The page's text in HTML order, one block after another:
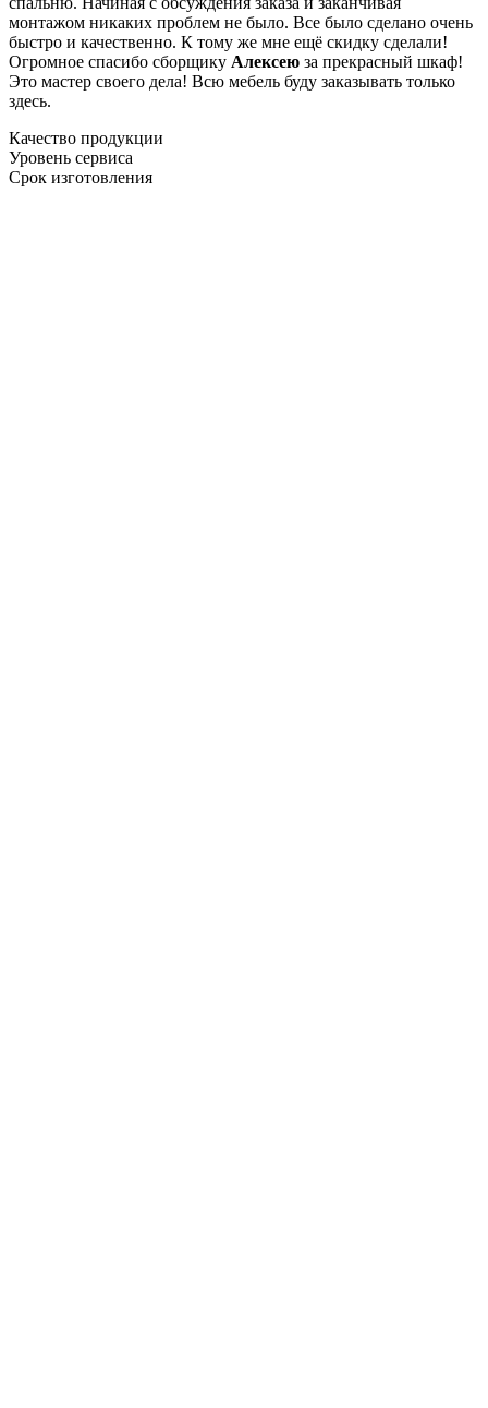
монтажом никаких проблем не было. Все было сделано очень
быстро и качественно. К тому же мне ещё скидку сделали!
Огромное спасибо сборщику Алексею за прекрасный шкаф!
Это мастер своего дела! Всю мебель буду заказывать только
здесь.
Качество продукции
Уровень сервиса
Срок изготовления